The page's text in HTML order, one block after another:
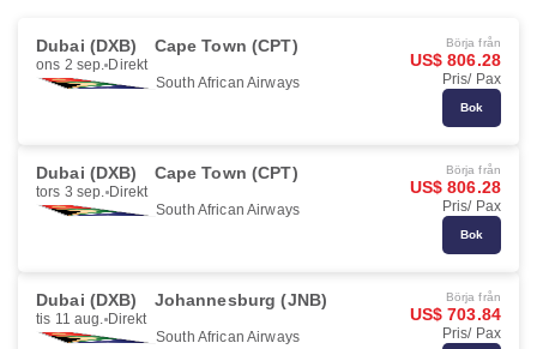
Dubai (DXB) Cape Town (CPT)
ons 2 sep. Direkt
South African Airways
Börja från
US$ 806.28
Pris/ Pax
Bok
Dubai (DXB) Cape Town (CPT)
tors 3 sep. Direkt
South African Airways
Börja från
US$ 806.28
Pris/ Pax
Bok
Dubai (DXB) Johannesburg (JNB)
tis 11 aug. Direkt
South African Airways
Börja från
US$ 703.84
Pris/ Pax